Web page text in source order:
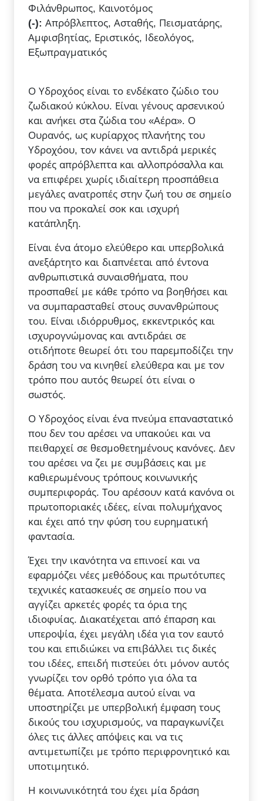
Φιλάνθρωπος, Καινοτόμος
(-): Απρόβλεπτος, Ασταθής, Πεισματάρης,
Αμφισβητίας, Εριστικός, Ιδεολόγος,
Eξωπραγματικός
Ο Υδροχόος είναι το ενδέκατο ζώδιο του
ζωδιακού κύκλου. Είναι γένους αρσενικού
και ανήκει στα ζώδια του «Αέρα». Ο
Ουρανός, ως κυρίαρχος πλανήτης του
Υδροχόου, τον κάνει να αντιδρά μερικές
φορές απρόβλεπτα και αλλοπρόσαλλα και
να επιφέρει χωρίς ιδιαίτερη προσπάθεια
μεγάλες ανατροπές στην ζωή του σε σημείο
που να προκαλεί σοκ και ισχυρή
κατάπληξη.
Είναι ένα άτομο ελεύθερο και υπερβολικά
ανεξάρτητο και διαπνέεται από έντονα
ανθρωπιστικά συναισθήματα, που
προσπαθεί με κάθε τρόπο να βοηθήσει και
να συμπαρασταθεί στους συνανθρώπους
του. Είναι ιδιόρρυθμος, εκκεντρικός και
ισχυρογνώμονας και αντιδράει σε
οτιδήποτε θεωρεί ότι του παρεμποδίζει την
δράση του να κινηθεί ελεύθερα και με τον
τρόπο που αυτός θεωρεί ότι είναι ο
σωστός.
Ο Υδροχόος είναι ένα πνεύμα επαναστατικό
που δεν του αρέσει να υπακούει και να
πειθαρχεί σε θεσμοθετημένους κανόνες. Δεν
του αρέσει να ζει με συμβάσεις και με
καθιερωμένους τρόπους κοινωνικής
συμπεριφοράς. Του αρέσουν κατά κανόνα οι
πρωτοποριακές ιδέες, είναι πολυμήχανος
και έχει από την φύση του ευρηματική
φαντασία.
Έχει την ικανότητα να επινοεί και να
εφαρμόζει νέες μεθόδους και πρωτότυπες
τεχνικές κατασκευές σε σημείο που να
αγγίζει αρκετές φορές τα όρια της
ιδιοφυίας. Διακατέχεται από έπαρση και
υπεροψία, έχει μεγάλη ιδέα για τον εαυτό
του και επιδιώκει να επιβάλλει τις δικές
του ιδέες, επειδή πιστεύει ότι μόνον αυτός
γνωρίζει τον ορθό τρόπο για όλα τα
θέματα. Αποτέλεσμα αυτού είναι να
υποστηρίζει με υπερβολική έμφαση τους
δικούς του ισχυρισμούς, να παραγκωνίζει
όλες τις άλλες απόψεις και να τις
αντιμετωπίζει με τρόπο περιφρονητικό και
υποτιμητικό.
Η κοινωνικότητά του έχει μία δράση